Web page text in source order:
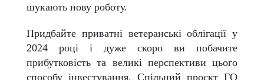
шукають нову роботу.
Придбайте приватні ветеранські облігації у
2024 році і дуже скоро ви побачите
прибутковість та великі перспективи цього
способу інвестування. Спільний проєкт ГО